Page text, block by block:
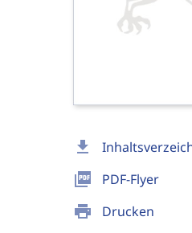
download
picture_as_pdf PDF-Flyer
print Drucken